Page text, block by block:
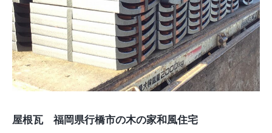
屋根瓦 福岡県行橋市の木の家和風住宅